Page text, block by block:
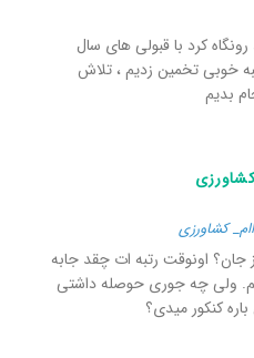
رونگاه کرد با قبولی های سال
خوبی تخمین زدیم ، تلاش
بدیم
کشاورزی
جان؟ اونوقت رتبه ات چقد جابه
ولی چه جوری حوصله داشتی
کنکور میدی؟